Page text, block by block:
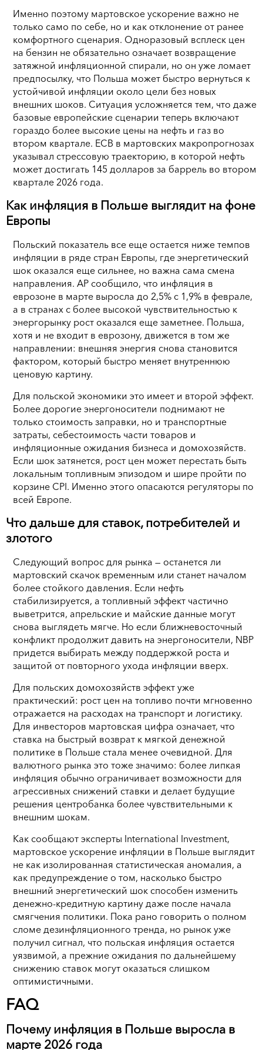
Именно поэтому мартовское ускорение важно не
только само по себе, но и как отклонение от ранее
комфортного сценария. Одноразовый всплеск цен
на бензин не обязательно означает возвращение
затяжной инфляционной спирали, но он уже ломает
предпосылку, что Польша может быстро вернуться к
устойчивой инфляции около цели без новых
внешних шоков. Ситуация усложняется тем, что даже
базовые европейские сценарии теперь включают
гораздо более высокие цены на нефть и газ во
втором квартале. ECB в мартовских макропрогнозах
указывал стрессовую траекторию, в которой нефть
может достигать 145 долларов за баррель во втором
квартале 2026 года.
Как инфляция в Польше выглядит на фоне
Европы
Польский показатель все еще остается ниже темпов
инфляции в ряде стран Европы, где энергетический
шок оказался еще сильнее, но важна сама смена
направления. AP сообщило, что инфляция в
еврозоне в марте выросла до 2,5% с 1,9% в феврале,
а в странах с более высокой чувствительностью к
энергорынку рост оказался еще заметнее. Польша,
хотя и не входит в еврозону, движется в том же
направлении: внешняя энергия снова становится
фактором, который быстро меняет внутреннюю
ценовую картину.
Для польской экономики это имеет и второй эффект.
Более дорогие энергоносители поднимают не
только стоимость заправки, но и транспортные
затраты, себестоимость части товаров и
инфляционные ожидания бизнеса и домохозяйств.
Если шок затянется, рост цен может перестать быть
локальным топливным эпизодом и шире пройти по
корзине CPI. Именно этого опасаются регуляторы по
всей Европе.
Что дальше для ставок, потребителей и
злотого
Следующий вопрос для рынка — останется ли
мартовский скачок временным или станет началом
более стойкого давления. Если нефть
стабилизируется, а топливный эффект частично
выветрится, апрельские и майские данные могут
снова выглядеть мягче. Но если ближневосточный
конфликт продолжит давить на энергоносители, NBP
придется выбирать между поддержкой роста и
защитой от повторного ухода инфляции вверх.
Для польских домохозяйств эффект уже
практический: рост цен на топливо почти мгновенно
отражается на расходах на транспорт и логистику.
Для инвесторов мартовская цифра означает, что
ставка на быстрый возврат к мягкой денежной
политике в Польше стала менее очевидной. Для
валютного рынка это тоже значимо: более липкая
инфляция обычно ограничивает возможности для
агрессивных снижений ставки и делает будущие
решения центробанка более чувствительными к
внешним шокам.
Как сообщают эксперты International Investment,
мартовское ускорение инфляции в Польше выглядит
не как изолированная статистическая аномалия, а
как предупреждение о том, насколько быстро
внешний энергетический шок способен изменить
денежно-кредитную картину даже после начала
смягчения политики. Пока рано говорить о полном
сломе дезинфляционного тренда, но рынок уже
получил сигнал, что польская инфляция остается
уязвимой, а прежние ожидания по дальнейшему
снижению ставок могут оказаться слишком
оптимистичными.
FAQ
Почему инфляция в Польше выросла в
марте 2026 года